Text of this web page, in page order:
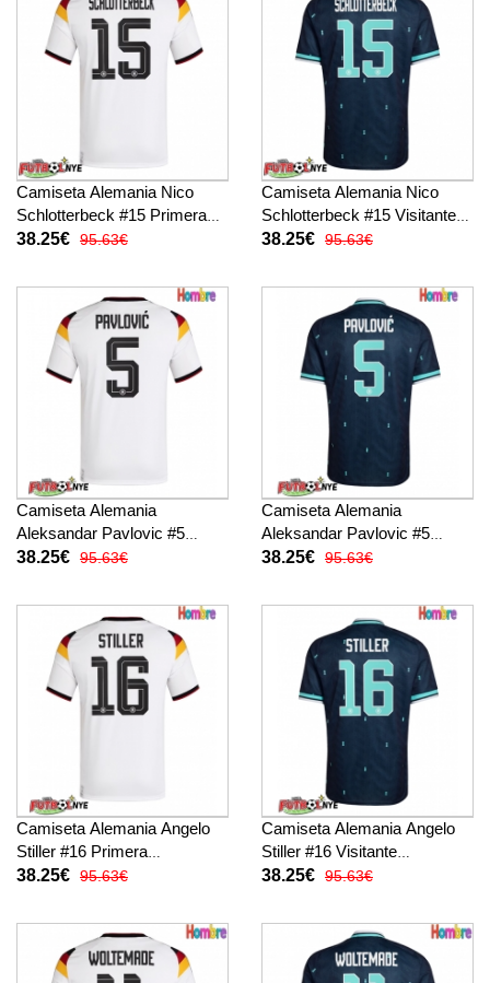
Camiseta Alemania Nico
Schlotterbeck #15 Primera
Equipación Mundial 2026
38.25€ 95.63€
Camiseta Alemania Nico
Schlotterbeck #15 Visitante
Equipación Mundial 2026
38.25€ 95.63€
Camiseta Alemania
Aleksandar Pavlovic #5
Primera Equipación Mundial
38.25€ 95.63€
Camiseta Alemania
Aleksandar Pavlovic #5
Visitante Equipación Mundial
38.25€ 95.63€
Camiseta Alemania Angelo
Stiller #16 Primera
Equipación Mundial 2026
38.25€ 95.63€
Camiseta Alemania Angelo
Stiller #16 Visitante
Equipación Mundial 2026
38.25€ 95.63€